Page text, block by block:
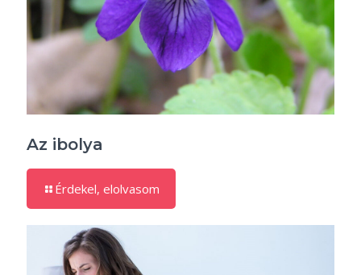
Az ibolya
Érdekel, elolvasom